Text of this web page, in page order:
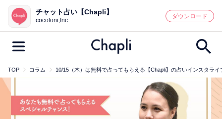
鑑定記事・占い師検索
人気記事一覧
チャット占い【Chapli】
cocoloni,Inc.
ダウンロード
TOP コラム 10/15（木）は無料で占ってもらえる【Chapli】の占いインスタラ